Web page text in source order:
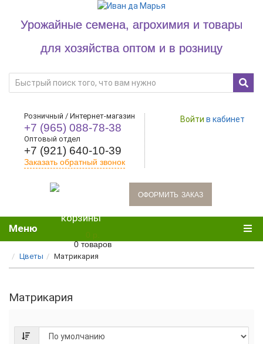
Урожайные семена, агрохимия и товары
для хозяйства оптом и в розницу
Розничный / Интернет-магазин
+7 (965) 088-78-38
Оптовый отдел
+7 (921) 640-10-39
Заказать обратный звонок
Войти в кабинет
oформить заказ
0 товаров
Меню
Цветы Матрикария
Матрикария